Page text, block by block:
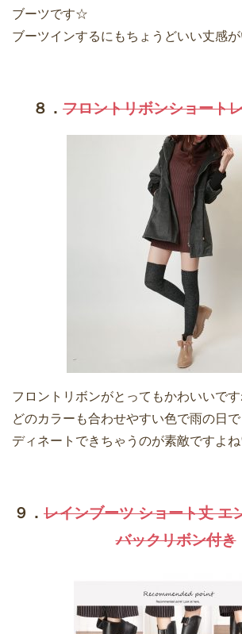
ブーツです☆
ブーツインするにもちょうどいい丈感が
８． フロントリボンショート
フロントリボンがとってもかわいいで
どのカラーも合わせやすい色で雨の日
ディネートできちゃうのが素敵ですよ
９． レインブーツ ショート丈 エ
バックリボン付き